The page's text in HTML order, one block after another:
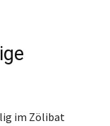
im Zölibat